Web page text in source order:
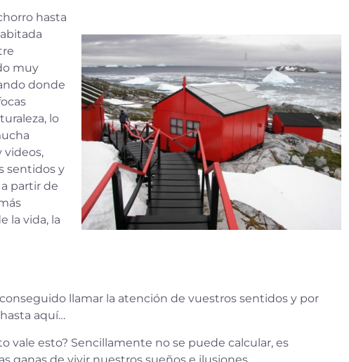
hasta
muy
donde
lo
videos,
sentidos y
partir de
la vida, la
llamar la atención de vuestros sentidos y por
aquí…
vale esto? Sencillamente no se puede calcular, es
ganas de vivir nuestros sueños e ilusiones…